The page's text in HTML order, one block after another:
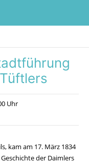
Uhr
kam am 17. März 1834
der Daimlers